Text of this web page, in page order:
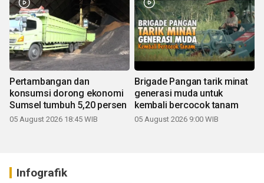
Pertambangan dan
konsumsi dorong ekonomi
Sumsel tumbuh 5,20 persen
05 August 2026 18:45 WIB
Brigade Pangan tarik minat
generasi muda untuk
kembali bercocok tanam
05 August 2026 9:00 WIB
Infografik